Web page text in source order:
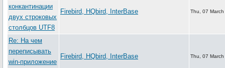
конкантинации
двух строковых
столбцов UTF8
Firebird, HQbird, InterBase Thu, 07
Re: На чем
переписывать
win-приложение
Firebird, HQbird, InterBase Thu, 07